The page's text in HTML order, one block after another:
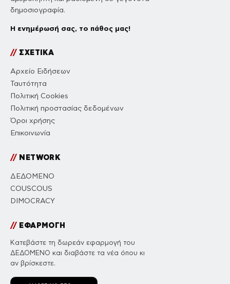
δημοσιογραφία.
Η ενημέρωσή σας, το πάθος μας!
//ΣΧΕΤΙΚΑ
Αρχείο Ειδήσεων
Ταυτότητα
Πολιτική Cookies
Πολιτική προστασίας δεδομένων
Όροι χρήσης
Επικοινωνία
//NETWORK
ΔΕΔΟΜΕΝΟ
COUSCOUS
DIMOCRACY
//ΕΦΑΡΜΟΓΗ
Κατεβάστε τη δωρεάν εφαρμογή του
ΔΕΔΟΜΕΝΟ και διαβάστε τα νέα όπου κι
αν βρίσκεστε.